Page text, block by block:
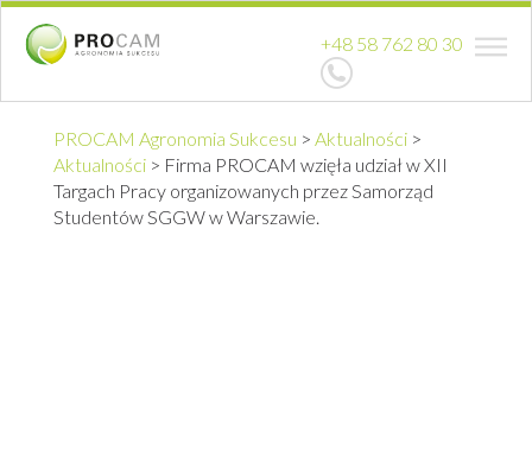
+48 58 762 80 30
PROCAM Agronomia Sukcesu > Aktualności >
Aktualności > Firma PROCAM wzięła udział w XII
Targach Pracy organizowanych przez Samorząd
Studentów SGGW w Warszawie.